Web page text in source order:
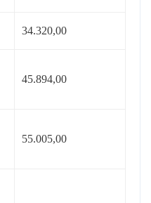
34.320,00
45.894,00
55.005,00